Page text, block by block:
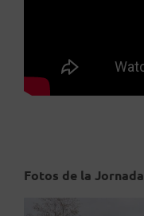
Fotos de la Jornada